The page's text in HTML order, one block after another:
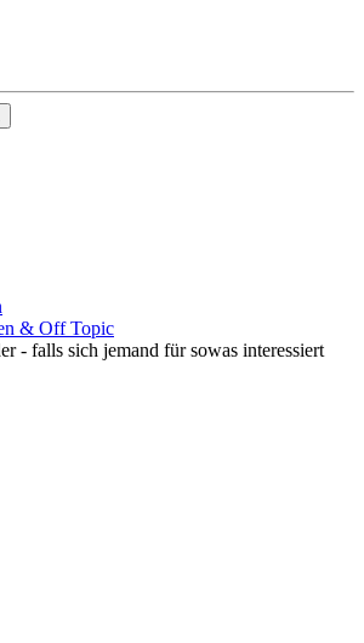
& Off Topic
- falls sich jemand für sowas interessiert